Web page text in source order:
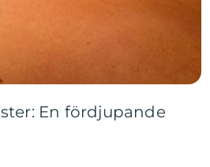
En fördjupande